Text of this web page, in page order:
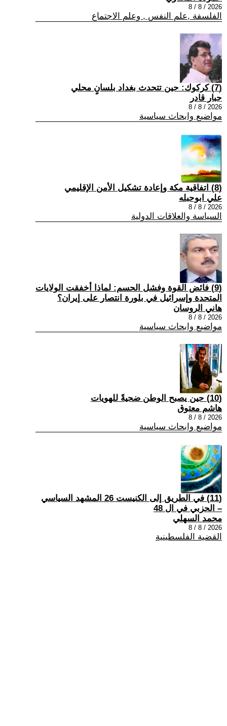
2026 / 8 / 8
الفلسفة ,علم النفس , وعلم الاجتماع
(7) كركوك: حين تتحدث بغداد بلسانٍ محلي
جبار قادر
2026 / 8 / 8
مواضيع وابحاث سياسية
(8) اتفاقية مكة وإعادة تشكيل الأمن الإقليمي
علي ابوحبله
2026 / 8 / 8
السياسة والعلاقات الدولية
(9) فائض القوة وفشل الحسم: لماذا أخفقت الولايات
المتحدة وإسرائيل في بلورة انتصار على إيران؟
هاني الروسان
2026 / 8 / 8
مواضيع وابحاث سياسية
(10) حين يصبح الوطن ضحيةً للهويات
هاشم معتوق
2026 / 8 / 8
مواضيع وابحاث سياسية
(11) في الطريق إلى الكنيست 26 المشهد السياسي
– الحزبي في ال 48
محمد السهلي
2026 / 8 / 8
القضية الفلسطينية